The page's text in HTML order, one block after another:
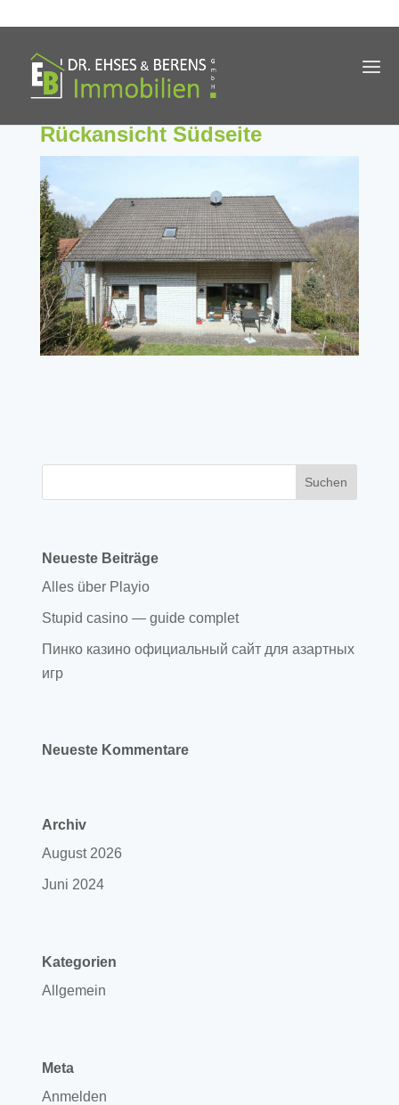
Rückansicht Südseite
Neueste Beiträge
Alles über Playio
Stupid casino — guide complet
Пинко казино официальный сайт для азартных
игр
Neueste Kommentare
Archiv
August 2026
Juni 2024
Kategorien
Allgemein
Meta
Anmelden